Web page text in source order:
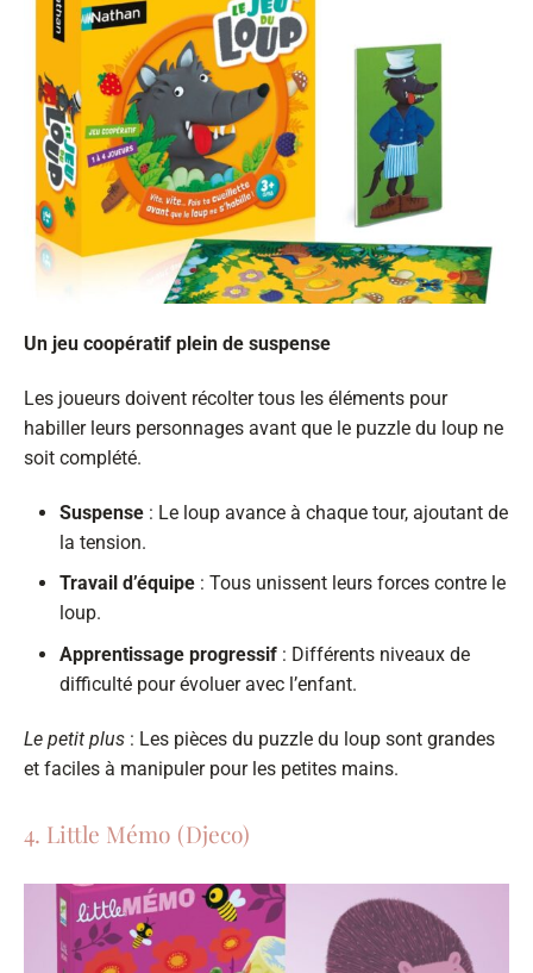
Un jeu coopératif plein de suspense
Les joueurs doivent récolter tous les éléments pour
habiller leurs personnages avant que le puzzle du loup ne
soit complété.
Suspense : Le loup avance à chaque tour, ajoutant de
la tension.
Travail d’équipe : Tous unissent leurs forces contre le
loup.
Apprentissage progressif : Différents niveaux de
difficulté pour évoluer avec l’enfant.
Le petit plus : Les pièces du puzzle du loup sont grandes
et faciles à manipuler pour les petites mains.
4. Little Mémo (Djeco)